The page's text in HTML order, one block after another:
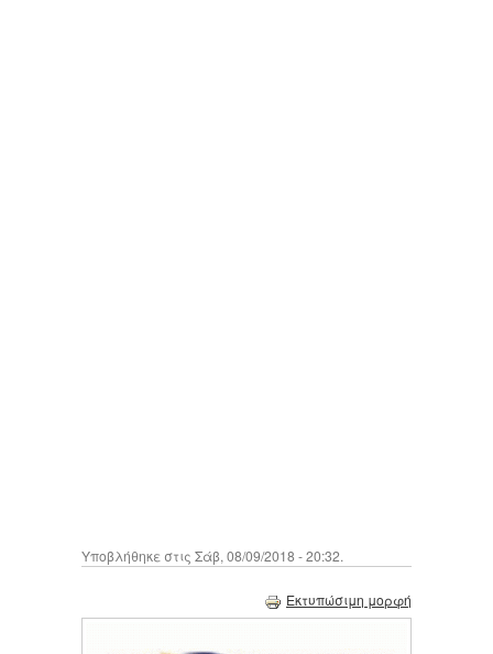
Υποβλήθηκε στις Σάβ, 08/09/2018 - 20:32.
Εκτυπώσιμη μορφή